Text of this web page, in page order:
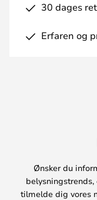
30 dages
Erfaren og
Ønsker du
tilmelde dig vores